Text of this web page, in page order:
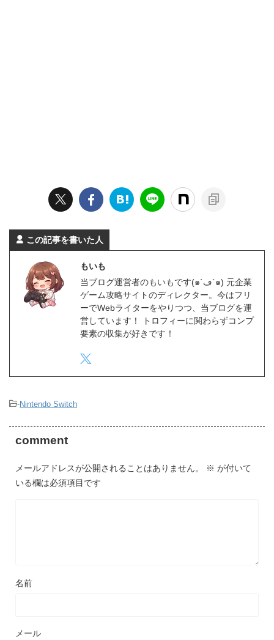
この記事を書いた人
もいも
当ブログ運営者のもいもです(๑´ڡ`๑) 元企業
ゲーム攻略サイトのディレクター。今はフリ
ーでWebライターをやりつつ、当ブログを運
営しています！ トロフィーに関わらずコンプ
要素の収集が好きです！
-Nintendo Switch
comment
メールアドレスが公開されることはありません。 ※ が付いて
いる欄は必須項目です
名前
メール